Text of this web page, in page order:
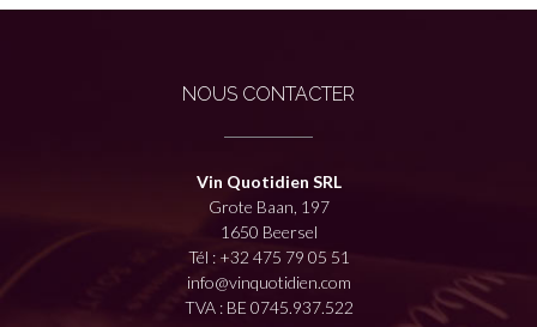
NOUS CONTACTER
Vin Quotidien SRL
Grote Baan, 197
1650 Beersel
Tél : +32 475 79 05 51
info@vinquotidien.com
TVA : BE 0745.937.522